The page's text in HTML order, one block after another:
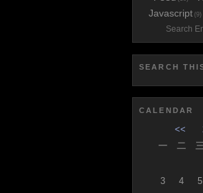
Javascript (9)
Search
SEARCH
CALENDAR
<<
一
二 三
3
4 5